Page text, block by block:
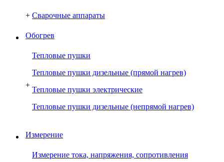
+ Сварочные аппараты
Обогрев
+
Тепловые пушки
Тепловые пушки дизельные (прямой нагрев)
Тепловые пушки электрические
Тепловые пушки дизельные (непрямой нагрев)
Измерение
Измерение тока, напряжения, сопротивления